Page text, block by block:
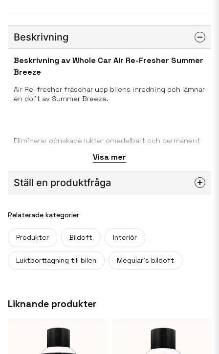
Beskrivning
Beskrivning av Whole Car Air Re-Fresher Summer
Breeze
Air Re-fresher fräschar upp bilens inredning och lämnar
en doft av Summer Breeze.
Eliminerar oönskade lukter omedelbart och permanent
fräsch doft och är perfekt för att ta bort lukt från
Antal per kartong 6st
G16602
Visa mer
Ställ en produktfråga
Fråga oss något om denna produkten...
name
Namn
Mejladress
Ja, ni får publicera min fråga
Relaterade kategorier
Produkter Bildoft Interiör
Luktborttagning till bilen Meguiar`s bildoft
Liknande produkter